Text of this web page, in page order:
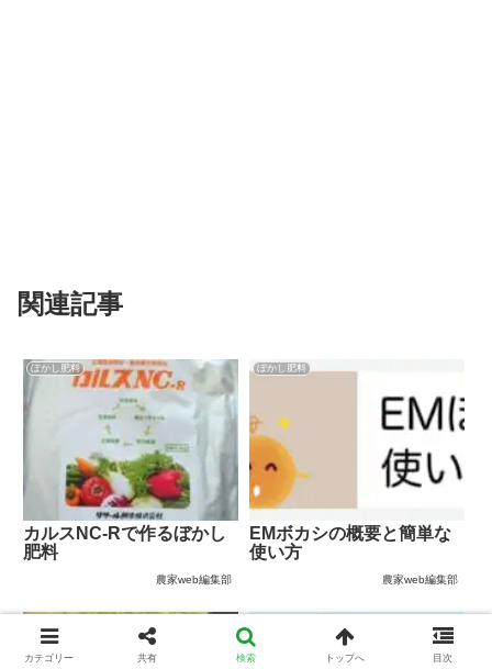
関連記事
ぼかし肥料
カルスNC-Rで作るぼかし
肥料
農家web編集部
ぼかし肥料
EMボカシの概要と簡単な
使い方
農家web編集部
カテゴリー 共有 検索 トップへ 目次